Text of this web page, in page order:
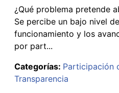
¿Qué problema pretende
Se percibe un bajo nivel
funcionamiento y los
por part...
Categorías: Participación
Transparencia